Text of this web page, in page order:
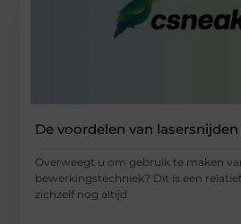
De voordelen van lasersnijden
Overweegt u om gebruik te maken
bewerkingstechniek? Dit is een
zichzelf nog altijd